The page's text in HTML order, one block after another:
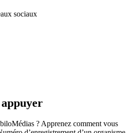
sociaux
? Apprenez comment vous